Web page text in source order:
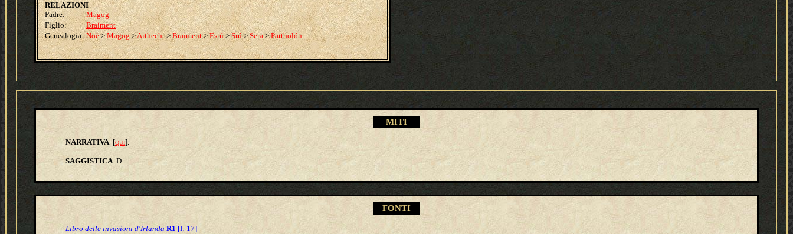
RELAZIONI
Padre:
Magog
Figlio:
Braiment
Genealogia: Noè>Magog>Aithecht > Braiment > Esrú > Srú > Sera >Partholón
MITI
NARRATIVA [QUI].
SAGGISTICA. D
FONTI
Libro delle invasioni d'Irlanda R1 [I: 17]